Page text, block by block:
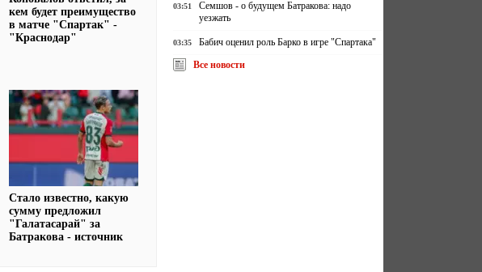
кем будет преимущество
в матче "Спартак" -
"Краснодар"
Стало известно, какую
сумму предложил
"Галатасарай" за
Батракова - источник
03:51
Семшов - о будущем Батракова: надо
уезжать
03:35
Бабич оценил роль Барко в игре "Спартака"
Все новости